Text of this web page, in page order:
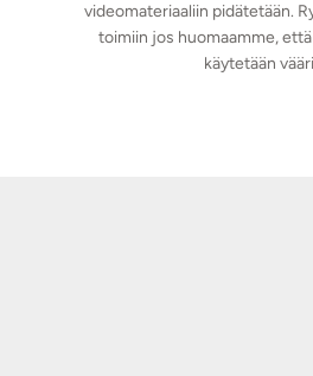
videomateriaaliin pidätetään.
toimiin jos huomaamme,
käytetään